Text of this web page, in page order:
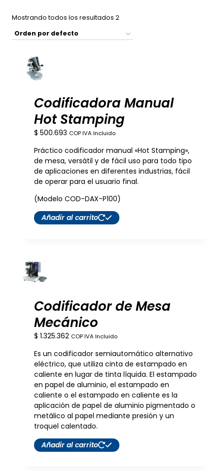
Mostrando todos los resultados 2
Codificadora Manual
Hot Stamping
$ 500.693 COP IVA Incluido
Práctico codificador manual «Hot Stamping»,
de mesa, versátil y de fácil uso para todo tipo
de aplicaciones en diferentes industrias, fácil
de operar para el usuario final.
(Modelo COD-DAX-P100)
Añadir al carrito
Codificador de Mesa
Mecánico
$ 1.325.362 COP IVA Incluido
Es un codificador semiautomático alternativo
eléctrico, que utiliza cinta de estampado en
caliente en lugar de tinta líquida. El estampado
en papel de aluminio, el estampado en
caliente o el estampado en caliente es la
aplicación de papel de aluminio pigmentado o
metálico al papel mediante presión y un
troquel calentado.
Añadir al carrito